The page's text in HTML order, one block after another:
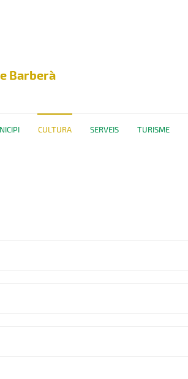
Barberà
CULTURA SERVEIS TURISME